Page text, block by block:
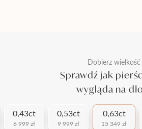
Dobierz wielkość
Sprawdź jak
wygląda na
0,43ct
6 999 zł
0,53ct
9 999 zł
0,63ct
15 349 zł